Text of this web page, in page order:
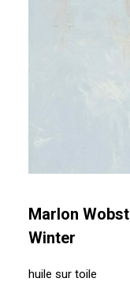
Marlon Wobst
Winter
huile sur toile